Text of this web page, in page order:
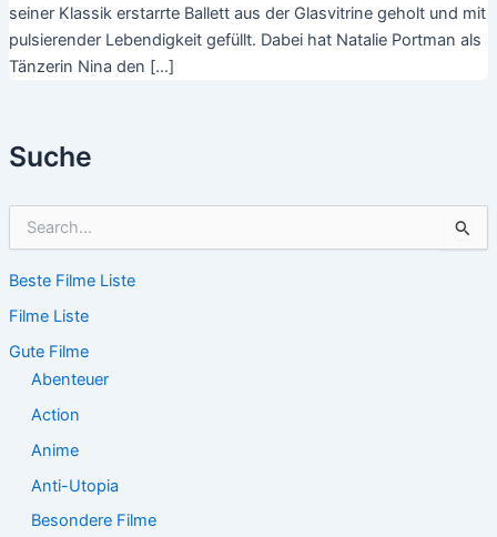
Suche
h
n
n
Beste Filme Liste
Filme Liste
Gute Filme
Abenteuer
Action
Anime
Anti-Utopia
Besondere Filme
seiner Klassik erstarrte Ballett aus der Glasvitrine geholt und mit
pulsierender Lebendigkeit gefüllt. Dabei hat Natalie Portman als
Tänzerin Nina den […]